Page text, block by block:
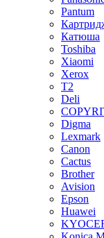
Pantum
Катюша
Toshiba
Xiaomi
Xerox
T2
Deli
Digma
Lexmark
Canon
Cactus
Brother
Avision
Epson
Huawei